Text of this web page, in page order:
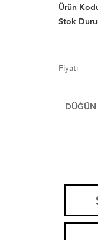
Ürün
Stok
Fiyatı
DÜĞÜN